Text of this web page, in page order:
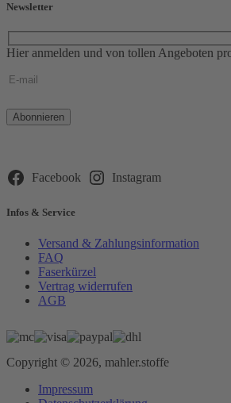
Newsletter
Hier anmelden und von tollen Angeboten
Bitte
lasse
leer.
Facebook Instagram
Infos & Service
Versand & Zahlungsinformation
FAQ
Faserkürzel
Vertrag widerrufen
AGB
Copyright © 2026, mahler.stoffe
Impressum